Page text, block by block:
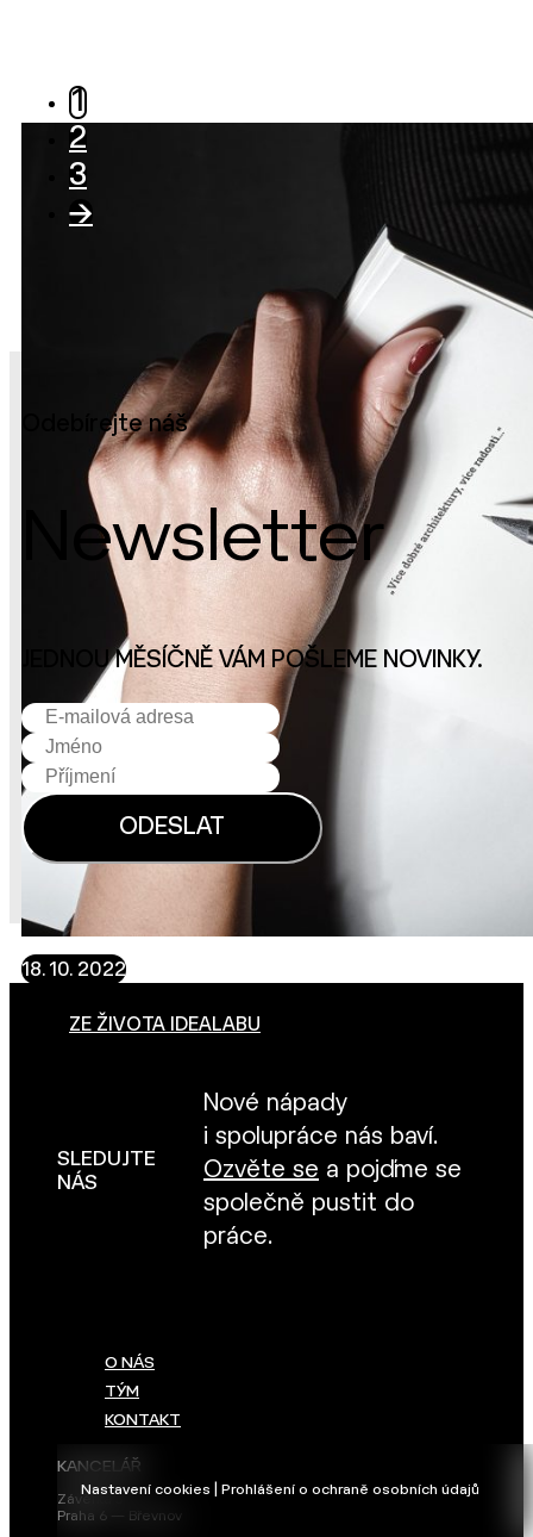
18. 10. 2022
ZE ŽIVOTA IDEALABU
1
2
3
→
Odebírejte náš
Newsletter
JEDNOU MĚSÍČNĚ VÁM POŠLEME NOVINKY.
SLEDUJTE
NÁS
Nové nápady
i spolupráce nás baví.
Ozvěte se a pojďme se
společně pustit do
práce.
O NÁS
TÝM
KONTAKT
KANCELÁŘ
Závěrka 3
Praha 6 — Břevnov
Nastavení cookies | Prohlášení o ochraně osobních údajů